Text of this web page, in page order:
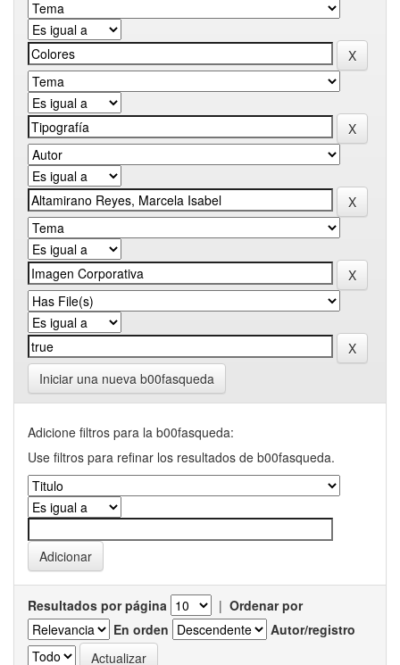
Iniciar una nueva b00fasqueda
Adicione filtros para la b00fasqueda:
Use filtros para refinar los resultados de b00fasqueda.
Resultados por página | Ordenar por
En orden
Autor/registro